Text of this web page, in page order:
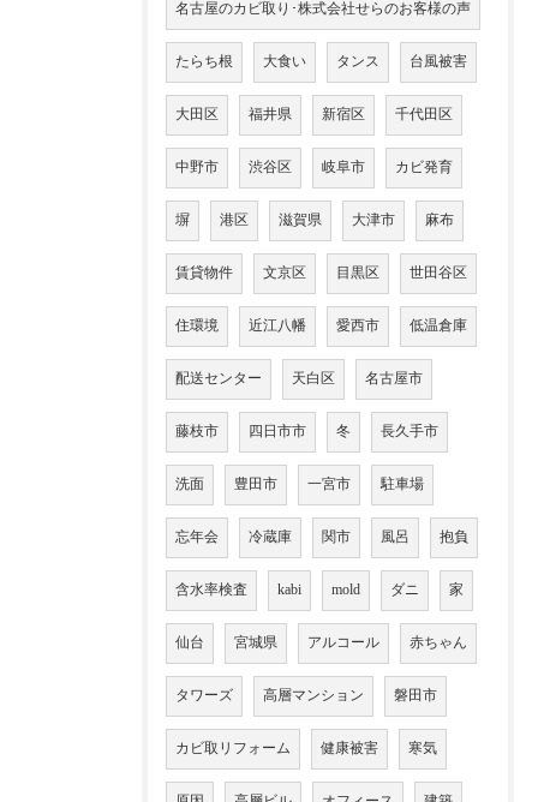
名古屋のカビ取り･株式会社せらのお客様の声
たらち根 大食い タンス 台風被害
大田区 福井県 新宿区 千代田区
中野市 渋谷区 岐阜市 カビ発育
塀 港区 滋賀県 大津市 麻布
賃貸物件 文京区 目黒区 世田谷区
住環境 近江八幡 愛西市 低温倉庫
配送センター 天白区 名古屋市
藤枝市 四日市市 冬 長久手市
洗面 豊田市 一宮市 駐車場
忘年会 冷蔵庫 関市 風呂 抱負
含水率検査 kabi mold ダニ 家
仙台 宮城県 アルコール 赤ちゃん
タワーズ 高層マンション 磐田市
カビ取リフォーム 健康被害 寒気